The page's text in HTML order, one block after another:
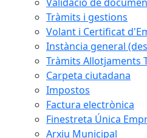
Tràmits i gestions
Volant i Certificat
Instància general
Tràmits Allotjaments
Carpeta ciutadana
Impostos
Factura electrònica
Finestreta Única
Arxiu Municipal